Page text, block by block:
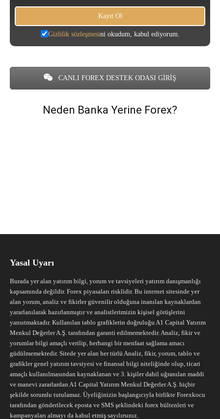
Gizlilik sözleşmesini okudum, kabul ediyorum.
CANLI FOREX DESTEK ODASI GİRİŞ
Neden Banka Yerine Forex?
Yasal Uyarı
Burada yer alan yatırım bilgi, yorum ve tavsiyeleri yatırım danışmanlığı
kapsamında değildir. Forex piyasaları risklidir. Bu internet sitesinde yer
alan yorum, analiz ve fikirler güvenilir olduğuna inanılan kaynaklardan
yararlanılarak hazırlanmıştır ve analistlerimizin kişisel görüşlerini
yansıtmaktadır. Kullanılan tablo grafiklerin doğruluğu A1 Capital Yatırım
Menkul Değerler A.Ş. tarafından garanti edilmemektedir. Analiz, fikir ve
yorumlar bilgi amaçlı verilip, herhangi bir menfaat sağlama amacı
güdülmemektedir. Sitede yer alan her türlü Analiz, fikir, yorum, tablo ve
grafikler genel yatırım tavsiyesi ve finansal bilgi niteliğinde olup, ticari
amaçlı kullanılmasından kaynaklanan ve 3. kişiler dahil uğranılan maddi
ve manevi zararlardan A1 Capital Yatırım Menkul Değerler A.Ş. hiçbir
şekilde sorumlu tutulamaz. Üyeliğinizin başlangıcıyla birlikte Forexkocu
tarafından gönderilecek eposta ve SMS şeklindeki forex bültenleri ve
kampanyaları almayı da kabul etmiş sayılırsınız.